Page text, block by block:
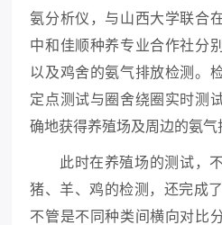
氨分析仪，与山西大学联合
中和佳顺种养专业合作社分
以及鸡舍的氨气排放检测。
定点测试与圈舍绕圈实时测
确地获得养殖场及周边的氨气
此时在养殖场的测试，不
猪、羊、鸡的检测，还完成
不管是不同种类间横向对比